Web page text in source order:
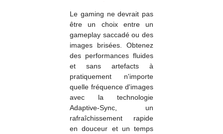
Le gaming ne devrait pas
être un choix entre un
gameplay saccadé ou des
images brisées. Obtenez
des performances fluides
et sans artefacts à
pratiquement n'importe
quelle fréquence d'images
avec la technologie
Adaptive-Sync, un
rafraîchissement rapide
en douceur et un temps